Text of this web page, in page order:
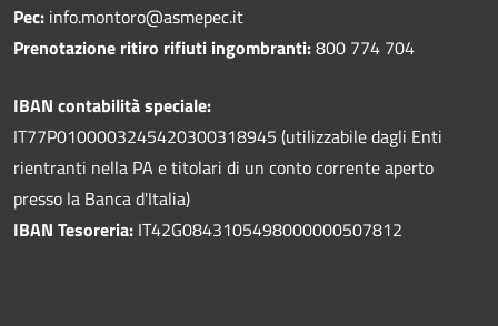
Pec: info.montoro@asmepec.it
Prenotazione ritiro rifiuti ingombranti:800 774 704
IBAN contabilità speciale:
IT77P0100003245420300318945 (utilizzabile dagli Enti
rientranti nella PA e titolari di un conto corrente aperto
presso la Banca d'Italia)
IBAN Tesoreria: IT42G0843105498000000507812